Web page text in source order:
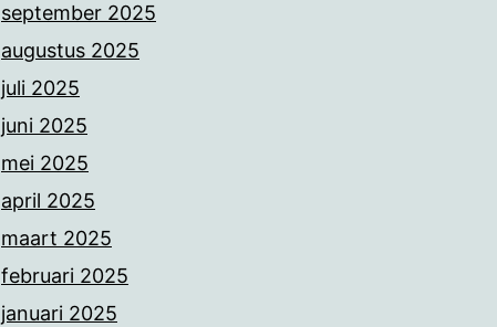
september 2025
augustus 2025
juli 2025
juni 2025
mei 2025
april 2025
maart 2025
februari 2025
januari 2025